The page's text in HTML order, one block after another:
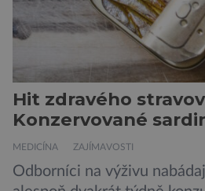
Hit zdravého
Konzervované
MEDICÍNA ZAJÍMAVOSTI
Odborníci na výživu